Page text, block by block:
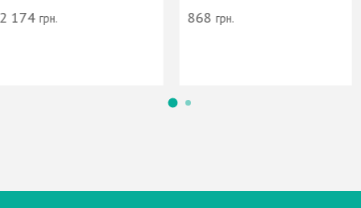
2 174грн. 868грн.